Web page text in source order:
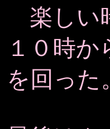
楽しい
１０時
を回った